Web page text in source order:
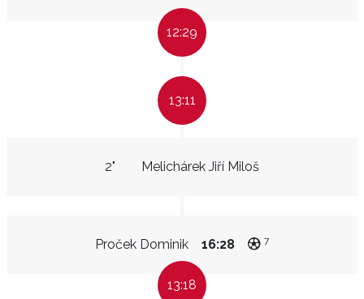
12:29
13:11
Melichárek Jiří Miloš
2"
Proček Dominik 16:28 7
13:18